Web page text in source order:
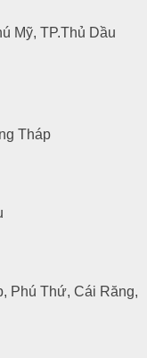
Mỹ, TP.Thủ Dầu
Tháp
Phú Thứ, Cái Răng,